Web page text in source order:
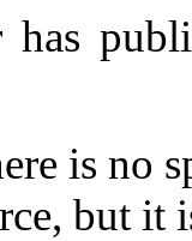
is no
but it